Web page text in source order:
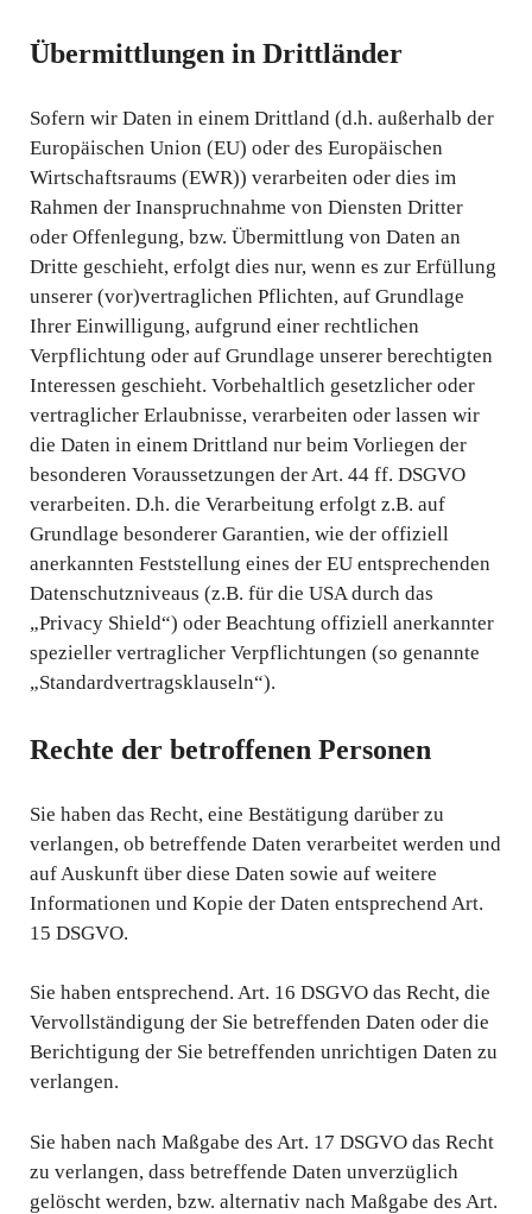
Übermittlungen in Drittländer
Sofern wir Daten in einem Drittland (d.h. außerhalb der
Europäischen Union (EU) oder des Europäischen
Wirtschaftsraums (EWR)) verarbeiten oder dies im
Rahmen der Inanspruchnahme von Diensten Dritter
oder Offenlegung, bzw. Übermittlung von Daten an
Dritte geschieht, erfolgt dies nur, wenn es zur Erfüllung
unserer (vor)vertraglichen Pflichten, auf Grundlage
Ihrer Einwilligung, aufgrund einer rechtlichen
Verpflichtung oder auf Grundlage unserer berechtigten
Interessen geschieht. Vorbehaltlich gesetzlicher oder
vertraglicher Erlaubnisse, verarbeiten oder lassen wir
die Daten in einem Drittland nur beim Vorliegen der
besonderen Voraussetzungen der Art. 44 ff. DSGVO
verarbeiten. D.h. die Verarbeitung erfolgt z.B. auf
Grundlage besonderer Garantien, wie der offiziell
anerkannten Feststellung eines der EU entsprechenden
Datenschutzniveaus (z.B. für die USA durch das
„Privacy Shield“) oder Beachtung offiziell anerkannter
spezieller vertraglicher Verpflichtungen (so genannte
„Standardvertragsklauseln“).
Rechte der betroffenen Personen
Sie haben das Recht, eine Bestätigung darüber zu
verlangen, ob betreffende Daten verarbeitet werden und
auf Auskunft über diese Daten sowie auf weitere
Informationen und Kopie der Daten entsprechend Art.
15 DSGVO.
Sie haben entsprechend. Art. 16 DSGVO das Recht, die
Vervollständigung der Sie betreffenden Daten oder die
Berichtigung der Sie betreffenden unrichtigen Daten zu
verlangen.
Sie haben nach Maßgabe des Art. 17 DSGVO das Recht
zu verlangen, dass betreffende Daten unverzüglich
gelöscht werden, bzw. alternativ nach Maßgabe des Art.